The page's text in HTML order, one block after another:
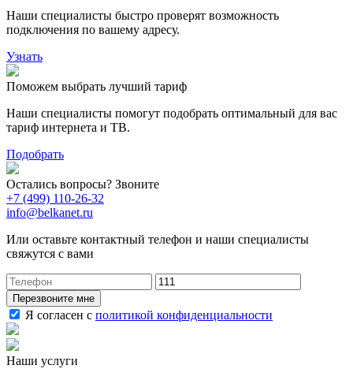
Наши специалисты быстро проверят возможность
подключения по вашему адресу.
Узнать
Поможем выбрать лучший тариф
Наши специалисты помогут подобрать оптимальный для вас
тариф интернета и ТВ.
Подобрать
Остались вопросы? Звоните
+7 (499) 110-26-32
info@belkanet.ru
Или оставьте контактный телефон и наши специалисты
свяжутся с вами
Перезвоните мне
Я согласен с политикой конфиденциальности
Наши услуги